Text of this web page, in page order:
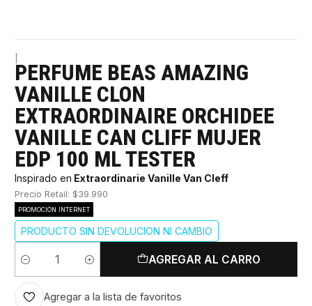
PERFUME BEAS AMAZING
VANILLE CLON
EXTRAORDINAIRE ORCHIDEE
VANILLE CAN CLIFF MUJER
EDP 100 ML TESTER
Inspirado en Extraordinarie Vanille Van Cleff
Precio Retail: $39.990
PROMOCIÓN INTERNET
PRODUCTO SIN DEVOLUCION NI CAMBIO
Cantidad
AGREGAR AL CARRO
Agregar a la lista de favoritos